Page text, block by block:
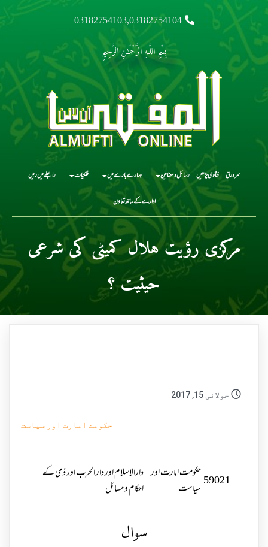
03182754103,03182754104
بِسْمِ اللَّـهِ الرَّحْمَـٰنِ الرَّحِيمِ
سرورق فتاوی پڑھیں رسائل و مضامین ہمارے بارے میں فلکیات رابطے میں رہیں
ادارے کے ساتھ تعاون
مرکزی رؤیت ہلال کمیٹی کی شرعی
حیثیت ؟
جولائی 15, 2017
حکومت امارت اور سیاست
59021حکومت امارت اور
سیاست
دارالاسلام اور دار الحرب اور ذمی کے
احکام و مسائل
سوال